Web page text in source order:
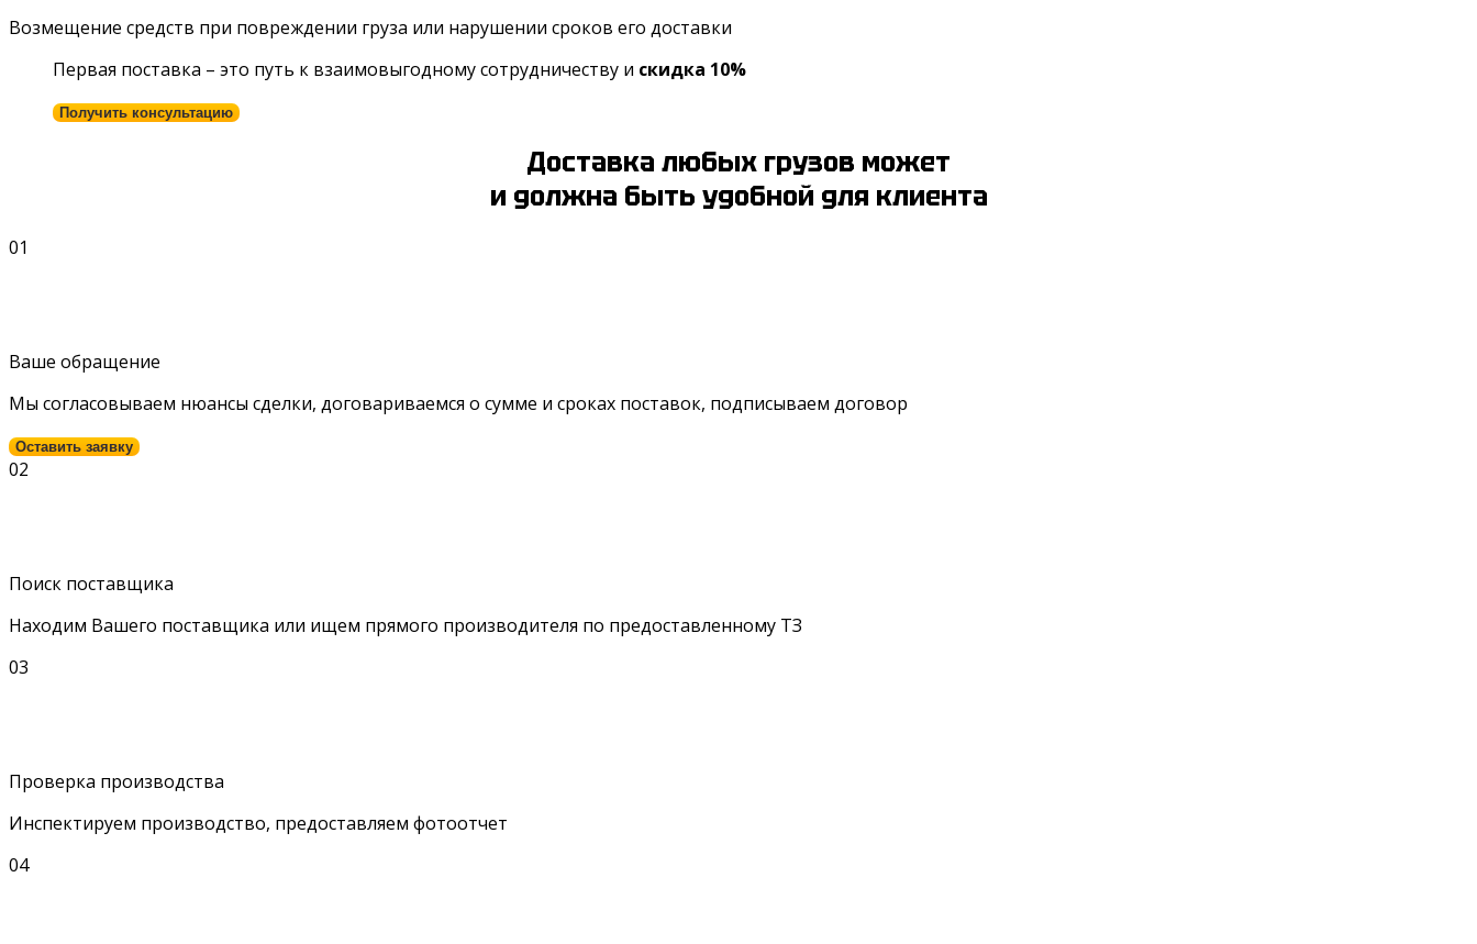
Возмещение средств при повреждении груза или нарушении сроков его доставки
Первая поставка – это путь к взаимовыгодному сотрудничеству и скидка 10%
Получить консультацию
Доставка любых грузов может
и должна быть удобной для клиента
01
Ваше обращение
Мы согласовываем нюансы сделки, договариваемся о сумме и сроках поставок, подписываем договор
Оставить заявку
02
Поиск поставщика
Находим Вашего поставщика или ищем прямого производителя по предоставленному ТЗ
03
Проверка производства
Инспектируем производство, предоставляем фотоотчет
04